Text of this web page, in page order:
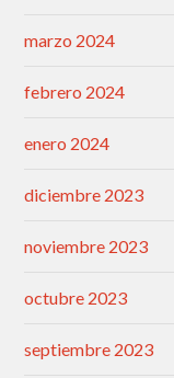
marzo 2024
febrero 2024
enero 2024
diciembre 2023
noviembre 2023
octubre 2023
septiembre 2023